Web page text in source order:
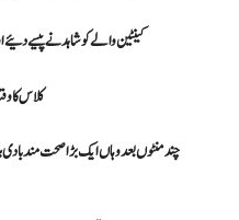
کینٹین والے کو شاہد نے پیسے
کلاس کا
چند منٹوں بعد وہاں ایک بڑا صحت مند بادی